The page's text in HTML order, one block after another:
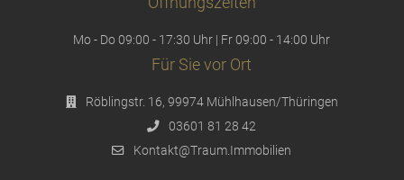
Mo - Do 09:00 - 17:30 Uhr | Fr 09:00 - 14:00 Uhr
Für Sie vor Ort
Röblingstr. 16, 99974 Mühlhausen/Thüringen
03601 81 28 42
Kontakt@Traum.Immobilien